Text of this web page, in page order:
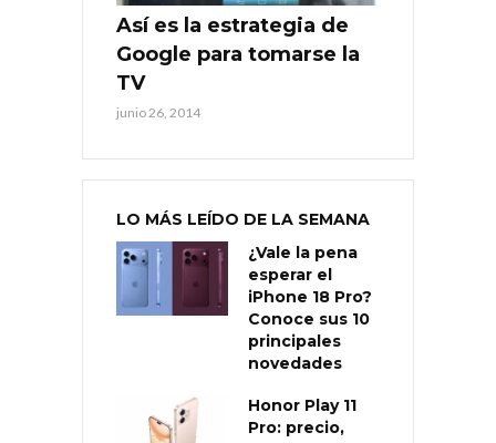
Así es la estrategia de
Google para tomarse la
TV
junio 26, 2014
LO MÁS LEÍDO DE LA SEMANA
¿Vale la pena
esperar el
iPhone 18 Pro?
Conoce sus 10
principales
novedades
Honor Play 11
Pro: precio,